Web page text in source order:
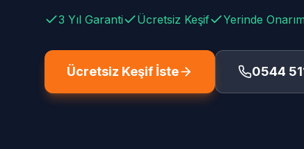
3 Yıl Garanti Ücretsiz Keşif Yerinde Onarım
Ücretsiz Keşif İste 0544